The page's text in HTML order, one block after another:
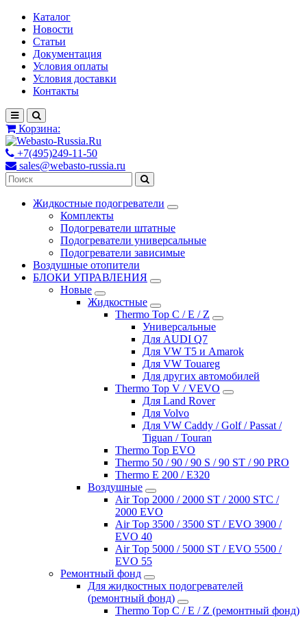
Каталог
Новости
Статьи
Документация
Условия оплаты
Условия доставки
Контакты
Корзина:
+7(495)249-11-50
sales@webasto-russia.ru
Жидкостные подогреватели
Комплекты
Подогреватели штатные
Подогреватели универсальные
Подогреватели зависимые
Воздушные отопители
БЛОКИ УПРАВЛЕНИЯ
Новые
Жидкостные
Thermo Top C / E / Z
Универсальные
Для AUDI Q7
Для VW T5 и Amarok
Для VW Touareg
Для других автомобилей
Thermo Top V / VEVO
Для Land Rover
Для Volvo
Для VW Caddy / Golf / Passat /
Tiguan / Touran
Thermo Top EVO
Thermo 50 / 90 / 90 S / 90 ST / 90 PRO
Thermo E 200 / E320
Воздушные
Air Top 2000 / 2000 ST / 2000 STC /
2000 EVO
Air Top 3500 / 3500 ST / EVO 3900 /
EVO 40
Air Top 5000 / 5000 ST / EVO 5500 /
EVO 55
Ремонтный фонд
Для жидкостных подогревателей
(ремонтный фонд)
Thermo Top C / E / Z (ремонтный фонд)